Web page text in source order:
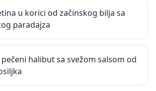
u korici od začinskog bilja sa
paradajza
halibut sa svežom salsom od